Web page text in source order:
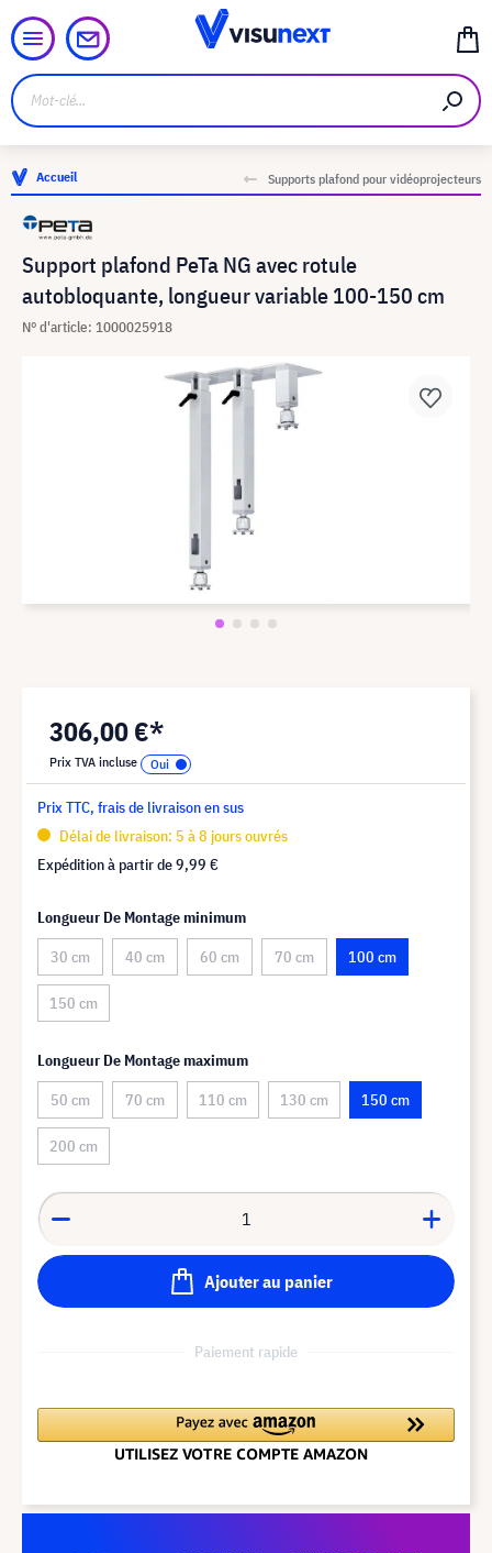
Accueil Supports plafond pour vidéoprojecteurs
Support plafond PeTa NG avec rotule
autobloquante, longueur variable 100-150 cm
N° d'article: 1000025918
306,00 €*
Prix TVA incluse
Prix TTC, frais de livraison en sus
Délai de livraison: 5 à 8 jours ouvrés
Expédition à partir de9,99 €
Longueur De Montage minimum
30 cm
40 cm 60 cm 70 cm 100 cm
150 cm
Longueur De Montage maximum
50 cm
70 cm 110 cm 130 cm 150 cm
200 cm
Ajouter au panier
Paiement rapide